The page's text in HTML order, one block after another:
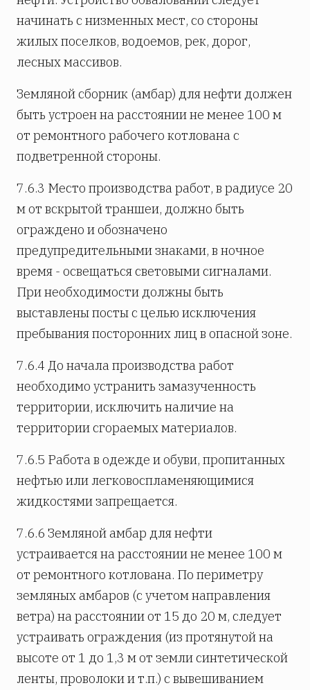
начинать с низменных мест, со стороны
жилых поселков, водоемов, рек, дорог,
лесных массивов.
Земляной сборник (амбар) для нефти должен
быть устроен на расстоянии не менее 100 м
от ремонтного рабочего котлована с
подветренной стороны.
7.6.3 Место производства работ, в радиусе 20
м от вскрытой траншеи, должно быть
ограждено и обозначено
предупредительными знаками, в ночное
время - освещаться световыми сигналами.
При необходимости должны быть
выставлены посты с целью исключения
пребывания посторонних лиц в опасной зоне.
7.6.4 До начала производства работ
необходимо устранить замазученность
территории, исключить наличие на
территории сгораемых материалов.
7.6.5 Работа в одежде и обуви, пропитанных
нефтью или легковоспламеняющимися
жидкостями запрещается.
7.6.6 Земляной амбар для нефти
устраивается на расстоянии не менее 100 м
от ремонтного котлована. По периметру
земляных амбаров (с учетом направления
ветра) на расстоянии от 15 до 20 м, следует
устраивать ограждения (из протянутой на
высоте от 1 до 1,3 м от земли синтетической
ленты, проволоки и т.п.) с вывешиванием